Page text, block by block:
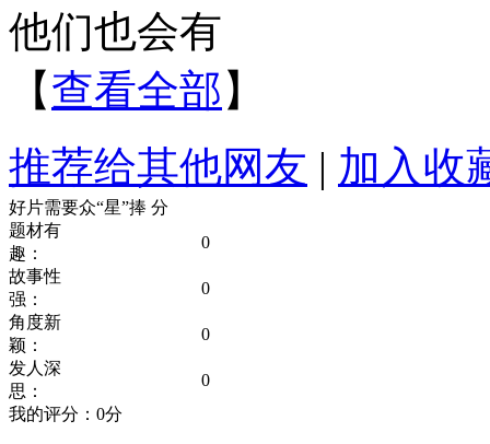
他们也会有
【查看全部 】
推荐给其他网友 | 加入收
好片需要众“星”捧 分
题材有
趣：
0
故事性
强：
0
角度新
颖：
0
发人深
思：
0
我的评分： 0分